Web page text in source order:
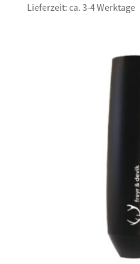
Lieferzeit: ca. 3-4 Werktage